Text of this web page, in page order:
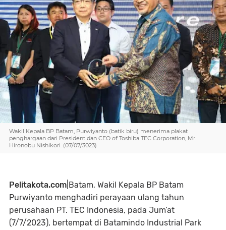
Wakil Kepala BP Batam, Purwiyanto (batik biru) menerima plakat
penghargaan dari President dan CEO of Toshiba TEC Corporation, Mr.
Hironobu Nishikori. (07/07/3023)
Pelitakota.com |Batam, Wakil Kepala BP Batam
Purwiyanto menghadiri perayaan ulang tahun
perusahaan PT. TEC Indonesia, pada Jum’at
(7/7/2023), bertempat di Batamindo Industrial Park